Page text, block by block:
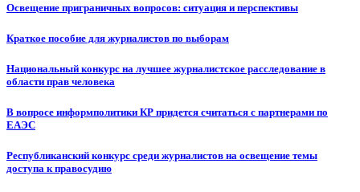
Освещение приграничных вопросов: ситуация и перспективы
Краткое пособие для журналистов по выборам
Национальный конкурс на лучшее журналистское расследование в
области прав человека
В вопросе информполитики КР придется считаться с партнерами по
ЕАЭС
Республиканский конкурс среди журналистов на освещение темы
доступа к правосудию